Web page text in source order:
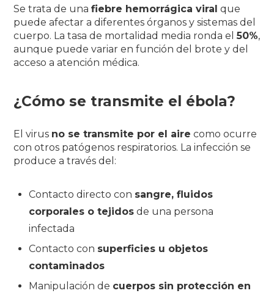
Se trata de unafiebre hemorrágica viral que
puede afectar a diferentes órganos y sistemas del
cuerpo. La tasa de mortalidad media ronda el50%,
aunque puede variar en función del brote y del
acceso a atención médica.
¿Cómo se transmite el ébola?
El virus no se transmite por el aire como ocurre
con otros patógenos respiratorios. La infección se
produce a través del:
Contacto directo con sangre, fluidos
corporales o tejidos de una persona
infectada
Contacto con superficies u objetos
contaminados
Manipulación de cuerpos sin protección en